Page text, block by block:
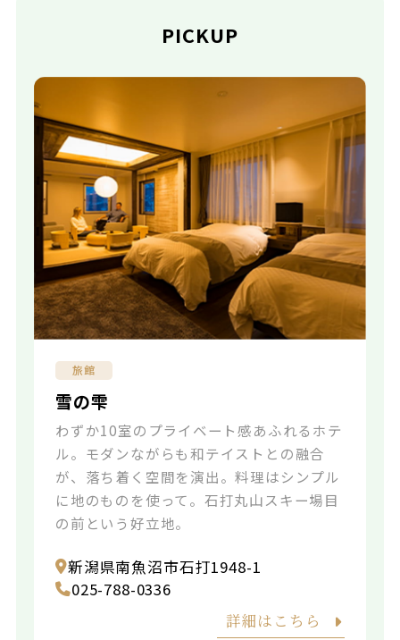
PICKUP
旅館
雪の雫
わずか10室のプライベート感あふれるホテ
ル。モダンながらも和テイストとの融合
が、落ち着く空間を演出。料理はシンプル
に地のものを使って。石打丸山スキー場目
の前という好立地。
新潟県南魚沼市石打1948-1
025-788-0336
詳細はこちら